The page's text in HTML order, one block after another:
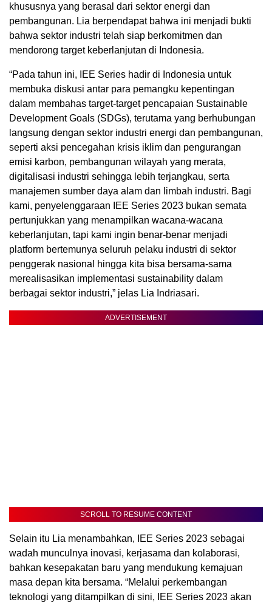
khususnya yang berasal dari sektor energi dan
pembangunan. Lia berpendapat bahwa ini menjadi bukti
bahwa sektor industri telah siap berkomitmen dan
mendorong target keberlanjutan di Indonesia.
“Pada tahun ini, IEE Series hadir di Indonesia untuk
membuka diskusi antar para pemangku kepentingan
dalam membahas target-target pencapaian Sustainable
Development Goals (SDGs), terutama yang berhubungan
langsung dengan sektor industri energi dan pembangunan,
seperti aksi pencegahan krisis iklim dan pengurangan
emisi karbon, pembangunan wilayah yang merata,
digitalisasi industri sehingga lebih terjangkau, serta
manajemen sumber daya alam dan limbah industri. Bagi
kami, penyelenggaraan IEE Series 2023 bukan semata
pertunjukkan yang menampilkan wacana-wacana
keberlanjutan, tapi kami ingin benar-benar menjadi
platform bertemunya seluruh pelaku industri di sektor
penggerak nasional hingga kita bisa bersama-sama
merealisasikan implementasi sustainability dalam
berbagai sektor industri,” jelas Lia Indriasari.
ADVERTISEMENT
SCROLL TO RESUME CONTENT
Selain itu Lia menambahkan, IEE Series 2023 sebagai
wadah munculnya inovasi, kerjasama dan kolaborasi,
bahkan kesepakatan baru yang mendukung kemajuan
masa depan kita bersama. “Melalui perkembangan
teknologi yang ditampilkan di sini, IEE Series 2023 akan